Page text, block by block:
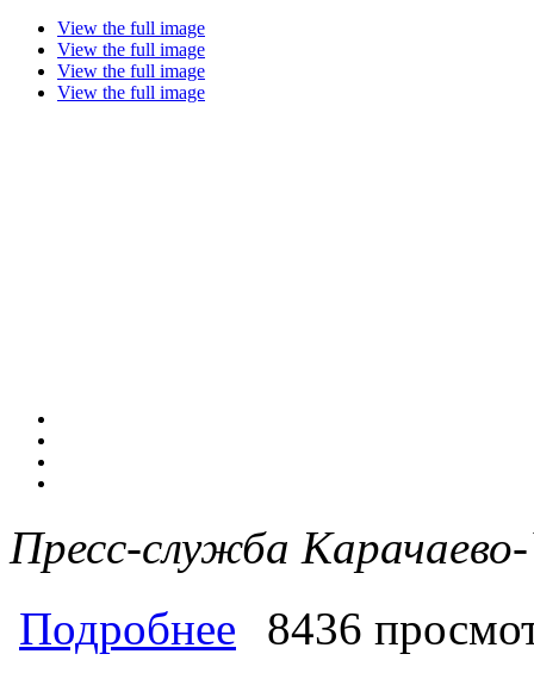
View the full image
View the full image
View the full image
View the full image
Пресс-служба
Подробнее о Делегация Карачаево-Черкесии
8436